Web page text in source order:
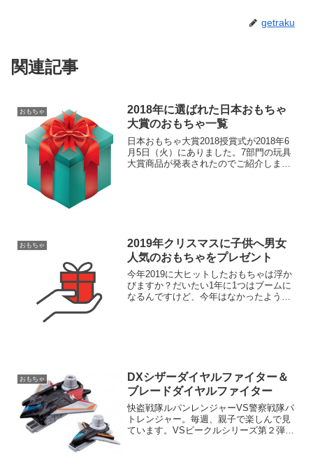
getraku
関連記事
おもちゃ
2018年に選ばれた日本おもちゃ
大賞のおもちゃ一覧
日本おもちゃ大賞2018授賞式が2018年6
月5日（火）にありました。7部門の玩具
大賞商品が発表されたのでご紹介しま
おもちゃ
2019年クリスマスに子供へ男女
人気のおもちゃをプレゼント
今年2019に大ヒットしたおもちゃは浮か
びますか？だいたい1年に1つはブームに
なるんですけど、今年はなかったよう
おもちゃ
DXシザーダイヤルファイター＆
ブレードダイヤルファイター
快盗戦隊ルパンレンジャーVS警察戦隊パ
トレンジャー。毎週、親子で楽しんで見
ています。VSビークルシリーズ第２弾が